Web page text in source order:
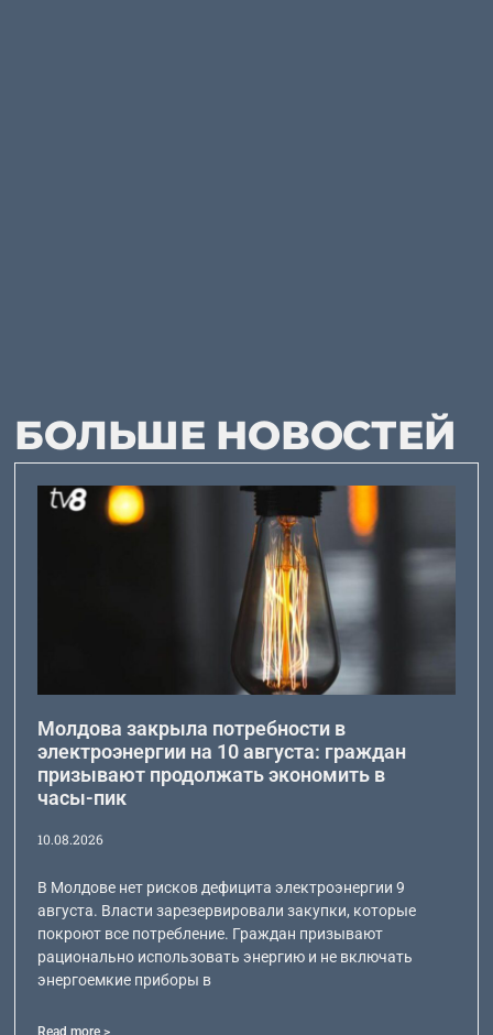
БОЛЬШЕ НОВОСТЕЙ
Молдова закрыла потребности в
электроэнергии на 10 августа: граждан
призывают продолжать экономить в
часы-пик
10.08.2026
В Молдове нет рисков дефицита электроэнергии 9
августа. Власти зарезервировали закупки, которые
покроют все потребление. Граждан призывают
рационально использовать энергию и не включать
энергоемкие приборы в
Read more >